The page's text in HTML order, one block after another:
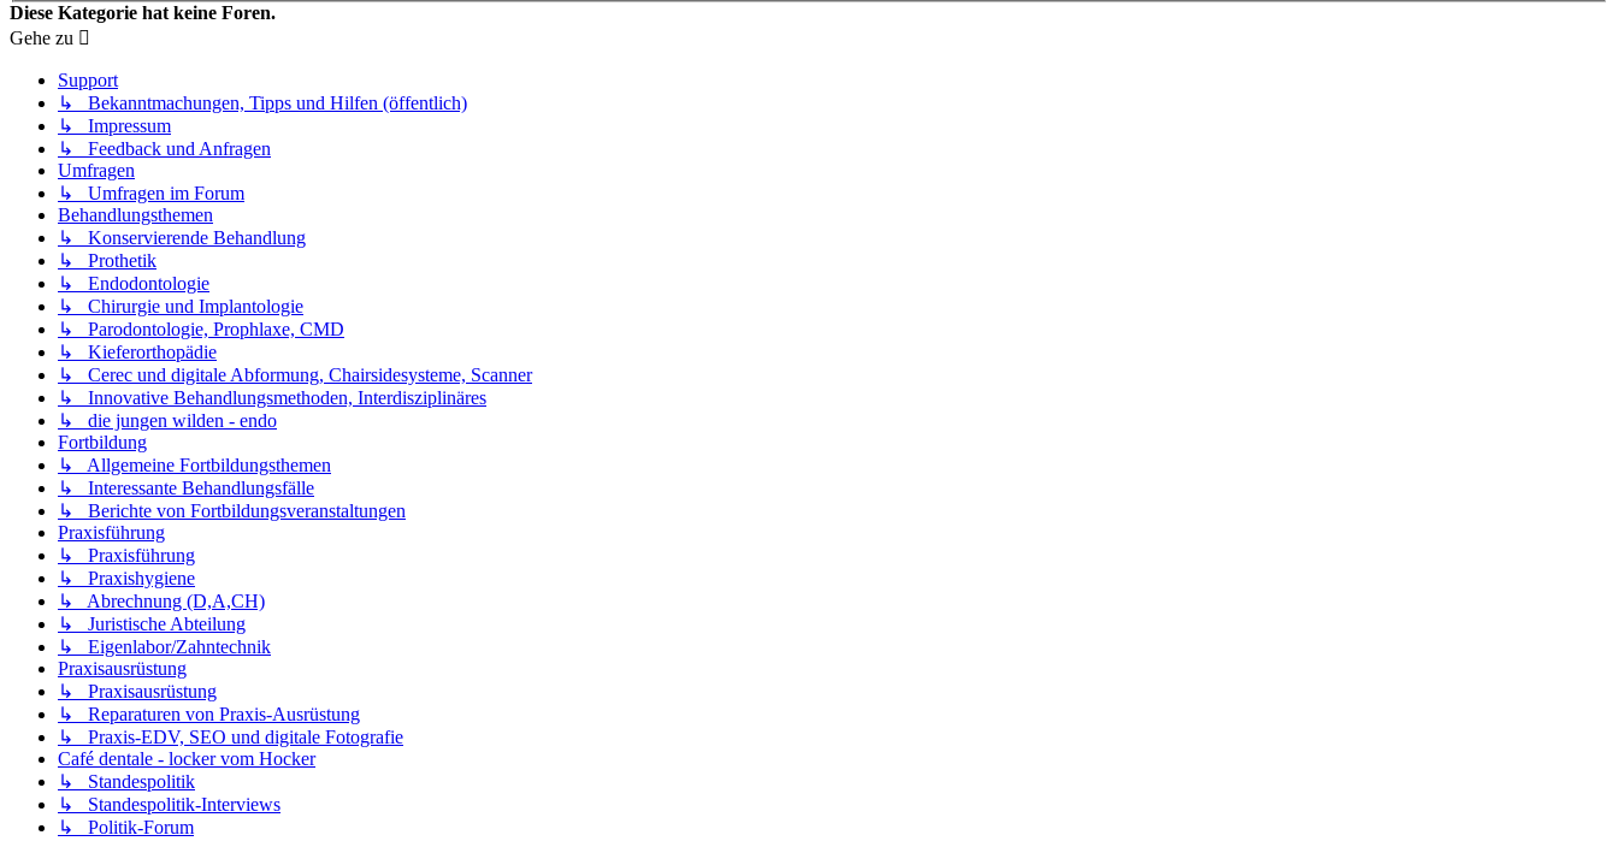
Diese Kategorie hat keine Foren.
Gehe zu
Support
↳ Bekanntmachungen, Tipps und Hilfen (öffentlich)
↳ Impressum
↳ Feedback und Anfragen
Umfragen
↳ Umfragen im Forum
Behandlungsthemen
↳ Konservierende Behandlung
↳ Prothetik
↳ Endodontologie
↳ Chirurgie und Implantologie
↳ Parodontologie, Prophlaxe, CMD
↳ Kieferorthopädie
↳ Cerec und digitale Abformung, Chairsidesysteme, Scanner
↳ Innovative Behandlungsmethoden, Interdisziplinäres
↳ die jungen wilden - endo
Fortbildung
↳ Allgemeine Fortbildungsthemen
↳ Interessante Behandlungsfälle
↳ Berichte von Fortbildungsveranstaltungen
Praxisführung
↳ Praxisführung
↳ Praxishygiene
↳ Abrechnung (D,A,CH)
↳ Juristische Abteilung
↳ Eigenlabor/Zahntechnik
Praxisausrüstung
↳ Praxisausrüstung
↳ Reparaturen von Praxis-Ausrüstung
↳ Praxis-EDV, SEO und digitale Fotografie
Café dentale - locker vom Hocker
↳ Standespolitik
↳ Standespolitik-Interviews
↳ Politik-Forum